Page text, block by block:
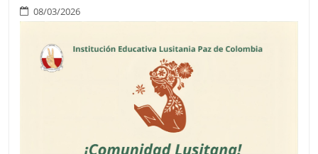
08/03/2026